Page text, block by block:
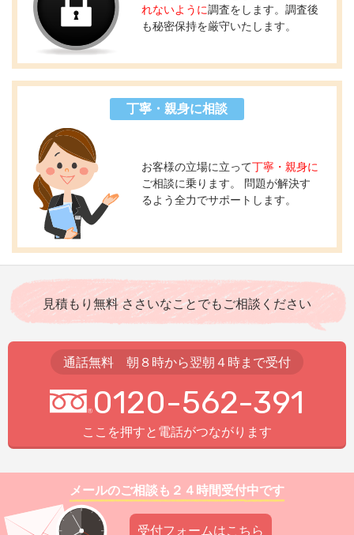
れないように調査をします。調査後
も秘密保持を厳守いたします。
丁寧・親身に相談
お客様の立場に立って丁寧・親身に
ご相談に乗ります。 問題が解決す
るよう全力でサポートします。
見積もり無料 ささいなことでもご相談ください
通話無料 朝８時から翌朝４時まで受付
0120-562-391
ここを押すと電話がつながります
メールのご相談も２４時間受付中です
受付フォームはこちら